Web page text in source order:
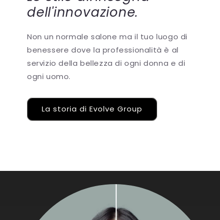
dell'innovazione.
Non un normale salone ma il tuo luogo di
benessere dove la professionalità è al
servizio della bellezza di ogni donna e di
ogni uomo.
La storia di Evolve Group